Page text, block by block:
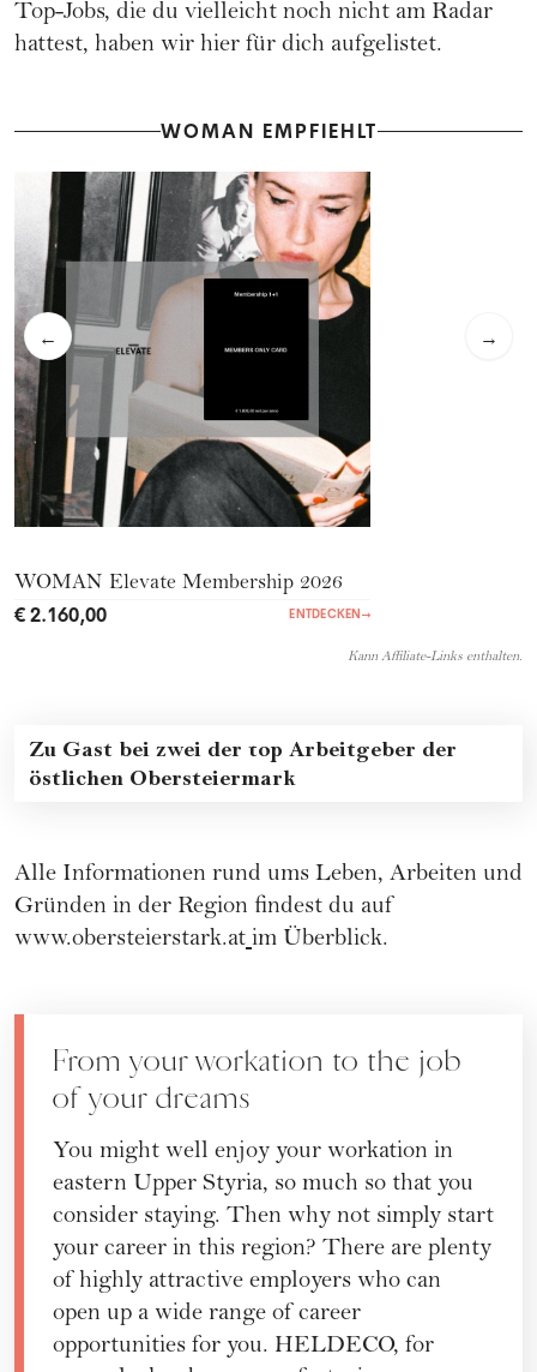
Top-Jobs, die du vielleicht noch nicht am Radar
hattest, haben wir hier für dich aufgelistet.
WOMAN EMPFIEHLT
← →
WOMAN Elevate Membership 2026
€ 2.160,00 ENTDECKEN →
Kann Affiliate-Links enthalten.
Zu Gast bei zwei der top Arbeitgeber der
östlichen Obersteiermark
Alle Informationen rund ums Leben, Arbeiten und
Gründen in der Region findest du auf
www.obersteierstark.at im Überblick.
From your workation to the job
of your dreams
You might well enjoy your workation in
eastern Upper Styria, so much so that you
consider staying. Then why not simply start
your career in this region? There are plenty
of highly attractive employers who can
open up a wide range of career
opportunities for you. HELDECO, for